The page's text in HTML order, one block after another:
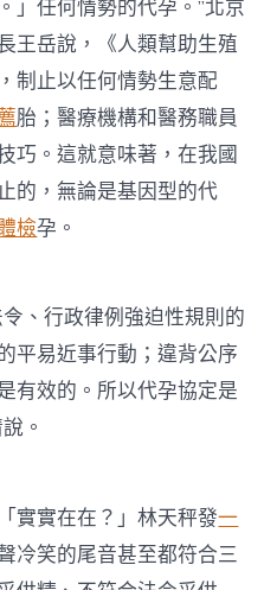
」任何情勢的代孕。”北京
王岳說，《人類幫助生殖
制止以任何情勢生意配
胎；醫療機構和醫務職員
巧。這就意味著，在我國
的，無論是基因型的代
檢孕。
、行政律例強迫性規則的
平易近事行動；違背公序
有效的。所以代孕協定是
。
實實在在？」林天秤發一
冷笑的尾音甚至都符合三